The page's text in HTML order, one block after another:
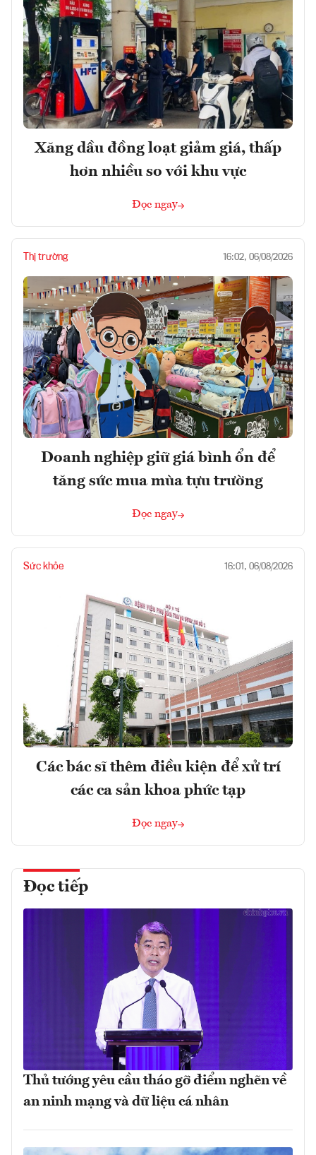
Xăng dầu đồng loạt giảm giá, thấp
hơn nhiều so với khu vực
Đọc ngay
Thị trường 16:02, 06/08/2026
Doanh nghiệp giữ giá bình ổn để
tăng sức mua mùa tựu trường
Đọc ngay
Sức khỏe 16:01, 06/08/2026
Các bác sĩ thêm điều kiện để xử trí
các ca sản khoa phức tạp
Đọc ngay
Đọc tiếp
Thủ tướng yêu cầu tháo gỡ điểm nghẽn về
an ninh mạng và dữ liệu cá nhân